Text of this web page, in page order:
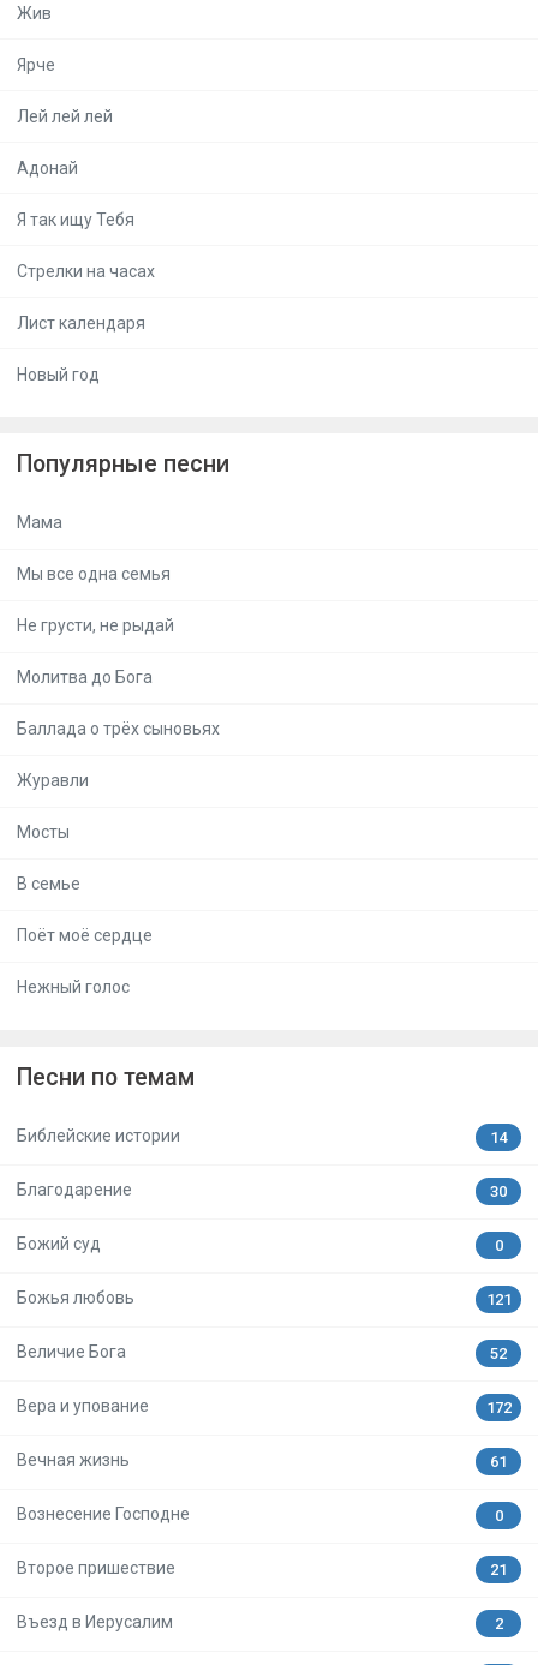
Жив
Ярче
Лей лей лей
Адонай
Я так ищу Тебя
Стрелки на часах
Лист календаря
Новый год
Популярные песни
Мама
Мы все одна семья
Не грусти, не рыдай
Молитва до Бога
Баллада о трёх сыновьях
Журавли
Мосты
В семье
Поёт моё сердце
Нежный голос
Песни по темам
Библейские истории 14
Благодарение 30
Божий суд 0
Божья любовь 121
Величие Бога 52
Вера и упование 172
Вечная жизнь 61
Вознесение Господне 0
Второе пришествие 21
Въезд в Иерусалим 2